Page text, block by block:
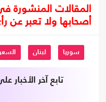
أصحابها ولا تعبر
سوريا لبنان
تابع آخر الأخبار